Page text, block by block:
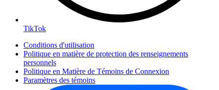
TikTok
Conditions d'utilisation
Politique en matière de protection des renseignements
personnels
Politique en Matière de Témoins de Connexion
Paramètres des témoins